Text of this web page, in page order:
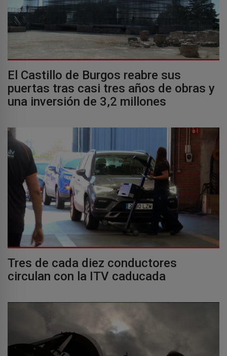
El Castillo de Burgos reabre sus
puertas tras casi tres años de obras y
una inversión de 3,2 millones
Tres de cada diez conductores
circulan con la ITV caducada